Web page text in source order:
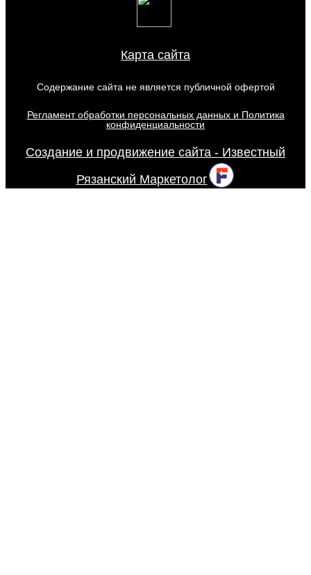
Карта сайта
Содержание сайта не является публичной офертой
Регламент обработки персональных данных и Политика
конфиденциальности
Создание и продвижение сайта - Известный
Рязанский Маркетолог